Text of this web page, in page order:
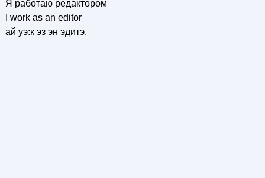
Я работаю редактором
I work as an editor
ай уэ:к эз эн эдитэ.